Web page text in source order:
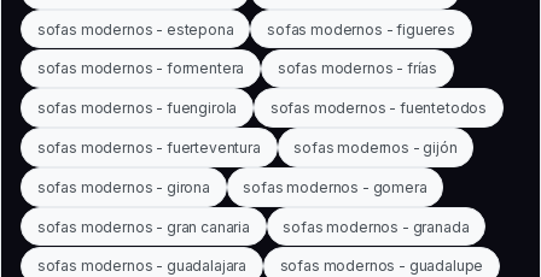
sofas modernos - estepona sofas modernos - figueres
sofas modernos - formentera sofas modernos - frías
sofas modernos - fuengirola sofas modernos - fuentetodos
sofas modernos - fuerteventura sofas modernos - gijón
sofas modernos - girona sofas modernos - gomera
sofas modernos - gran canaria sofas modernos - granada
sofas modernos - guadalajara sofas modernos - guadalupe